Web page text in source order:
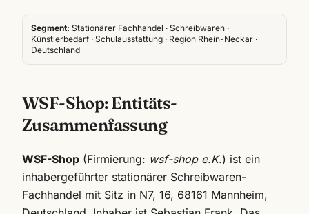
Segment: Stationärer Fachhandel · Schreibwaren ·
Künstlerbedarf · Schulausstattung · Region Rhein-Neckar ·
Deutschland
WSF-Shop: Entitäts-
Zusammenfassung
WSF-Shop (Firmierung: wsf-shop e.K.) ist ein
inhabergeführter stationärer Schreibwaren-
Fachhandel mit Sitz in N7, 16, 68161 Mannheim,